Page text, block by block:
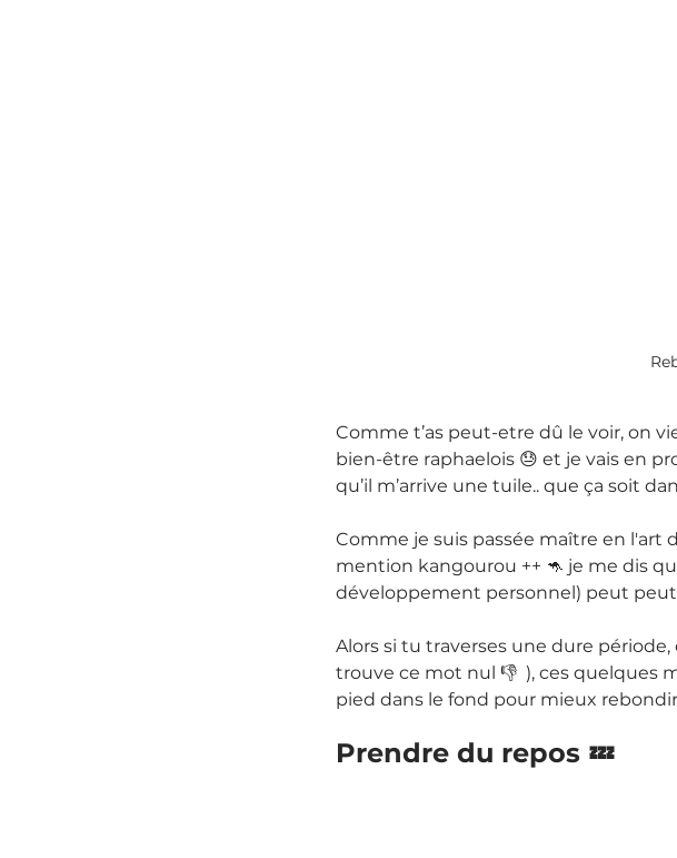
Comme t’as peut-etre dû le voir, on
bien-être raphaelois 😓 et je vais en
qu’il m’arrive une tuile.. que ça soit
Comme je suis passée maître en l'art
mention kangourou ++ 🦘 je me dis
développement personnel) peut
Alors si tu traverses une dure période,
trouve ce mot nul 👎  ), ces quelques
pied dans le fond pour mieux
Prendre du repos 💤